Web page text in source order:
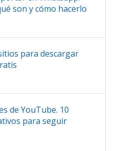
son y cómo hacerlo
para descargar
de YouTube. 10
para seguir